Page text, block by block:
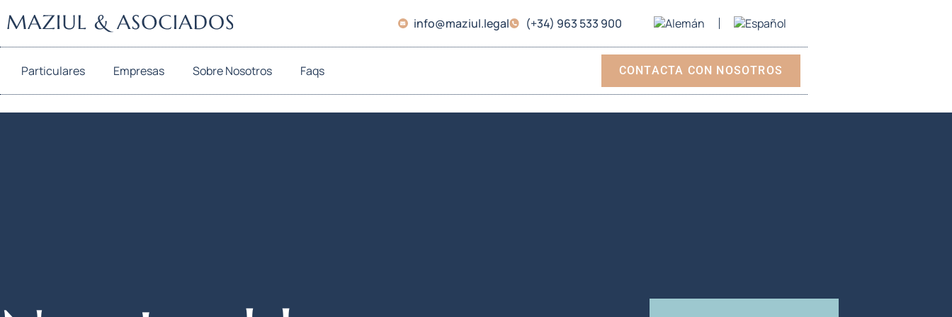
info@maziul.legal (+34) 963 533 900
Particulares Empresas Sobre Nosotros Faqs CONTACTA CON NOSOTROS